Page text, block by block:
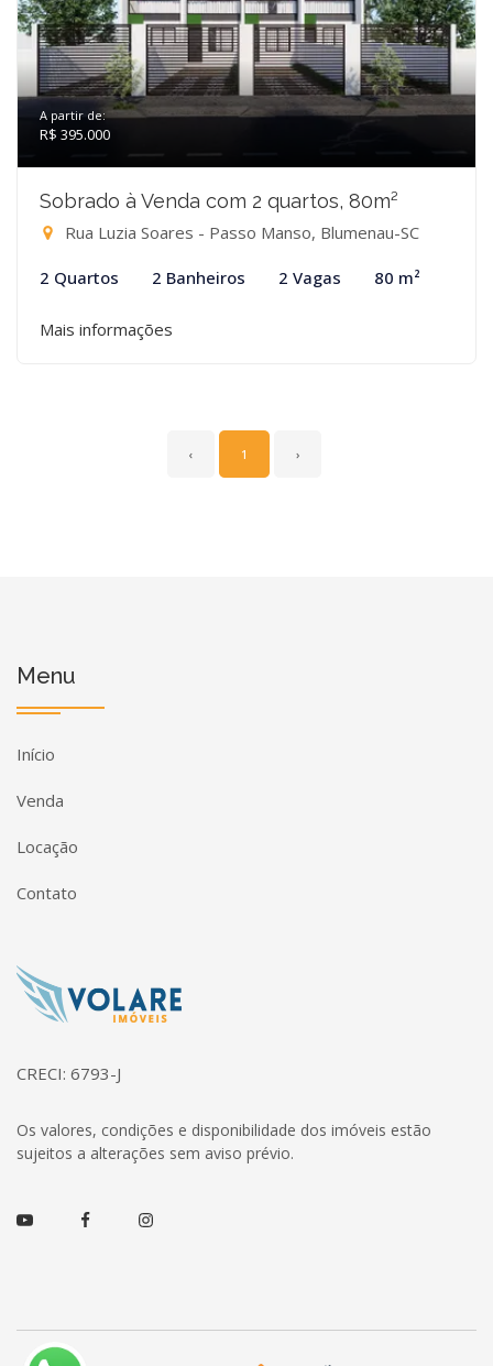
A partir de:
R$ 395.000
Sobrado à Venda com 2 quartos, 80m²
Rua Luzia Soares - Passo Manso, Blumenau-SC
2 Quartos 2 Banheiros 2 Vagas 80 m²
Mais informações
‹ 1 ›
Menu
Início
Venda
Locação
Contato
Página inicial
CRECI: 6793-J
Os valores, condições e disponibilidade dos imóveis estão
sujeitos a alterações sem aviso prévio.
Youtube FacebookInstagram